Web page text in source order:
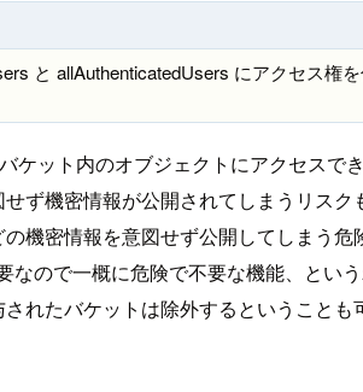
と allAuthenticatedUsers にアクセス権
ット内のオブジェクトにアクセスで
ず機密情報が公開されてしまうリスク
密情報を意図せず公開してしまう危
ので一概に危険で不要な機能、という
れたバケットは除外するということも